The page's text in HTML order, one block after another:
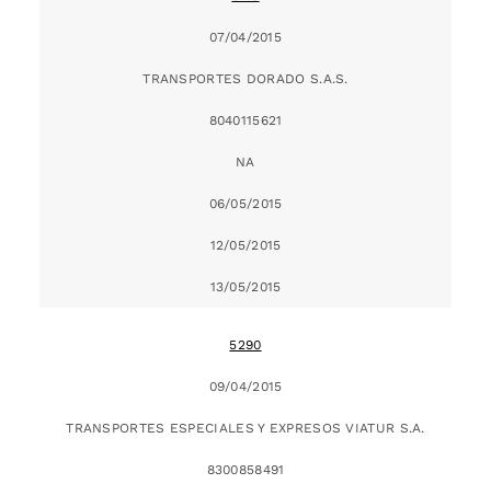
07/04/2015
TRANSPORTES DORADO S.A.S.
8040115621
NA
06/05/2015
12/05/2015
13/05/2015
5290
09/04/2015
TRANSPORTES ESPECIALES Y EXPRESOS VIATUR S.A.
8300858491